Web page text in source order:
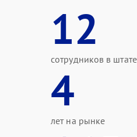
12
сотрудников в штате
4
лет на рынке